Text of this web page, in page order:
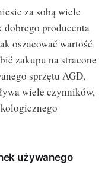
za sobą wiele
dobrego producenta
oszacować wartość
zakupu na stracone
sprzętu AGD,
wiele czynników,
używanego